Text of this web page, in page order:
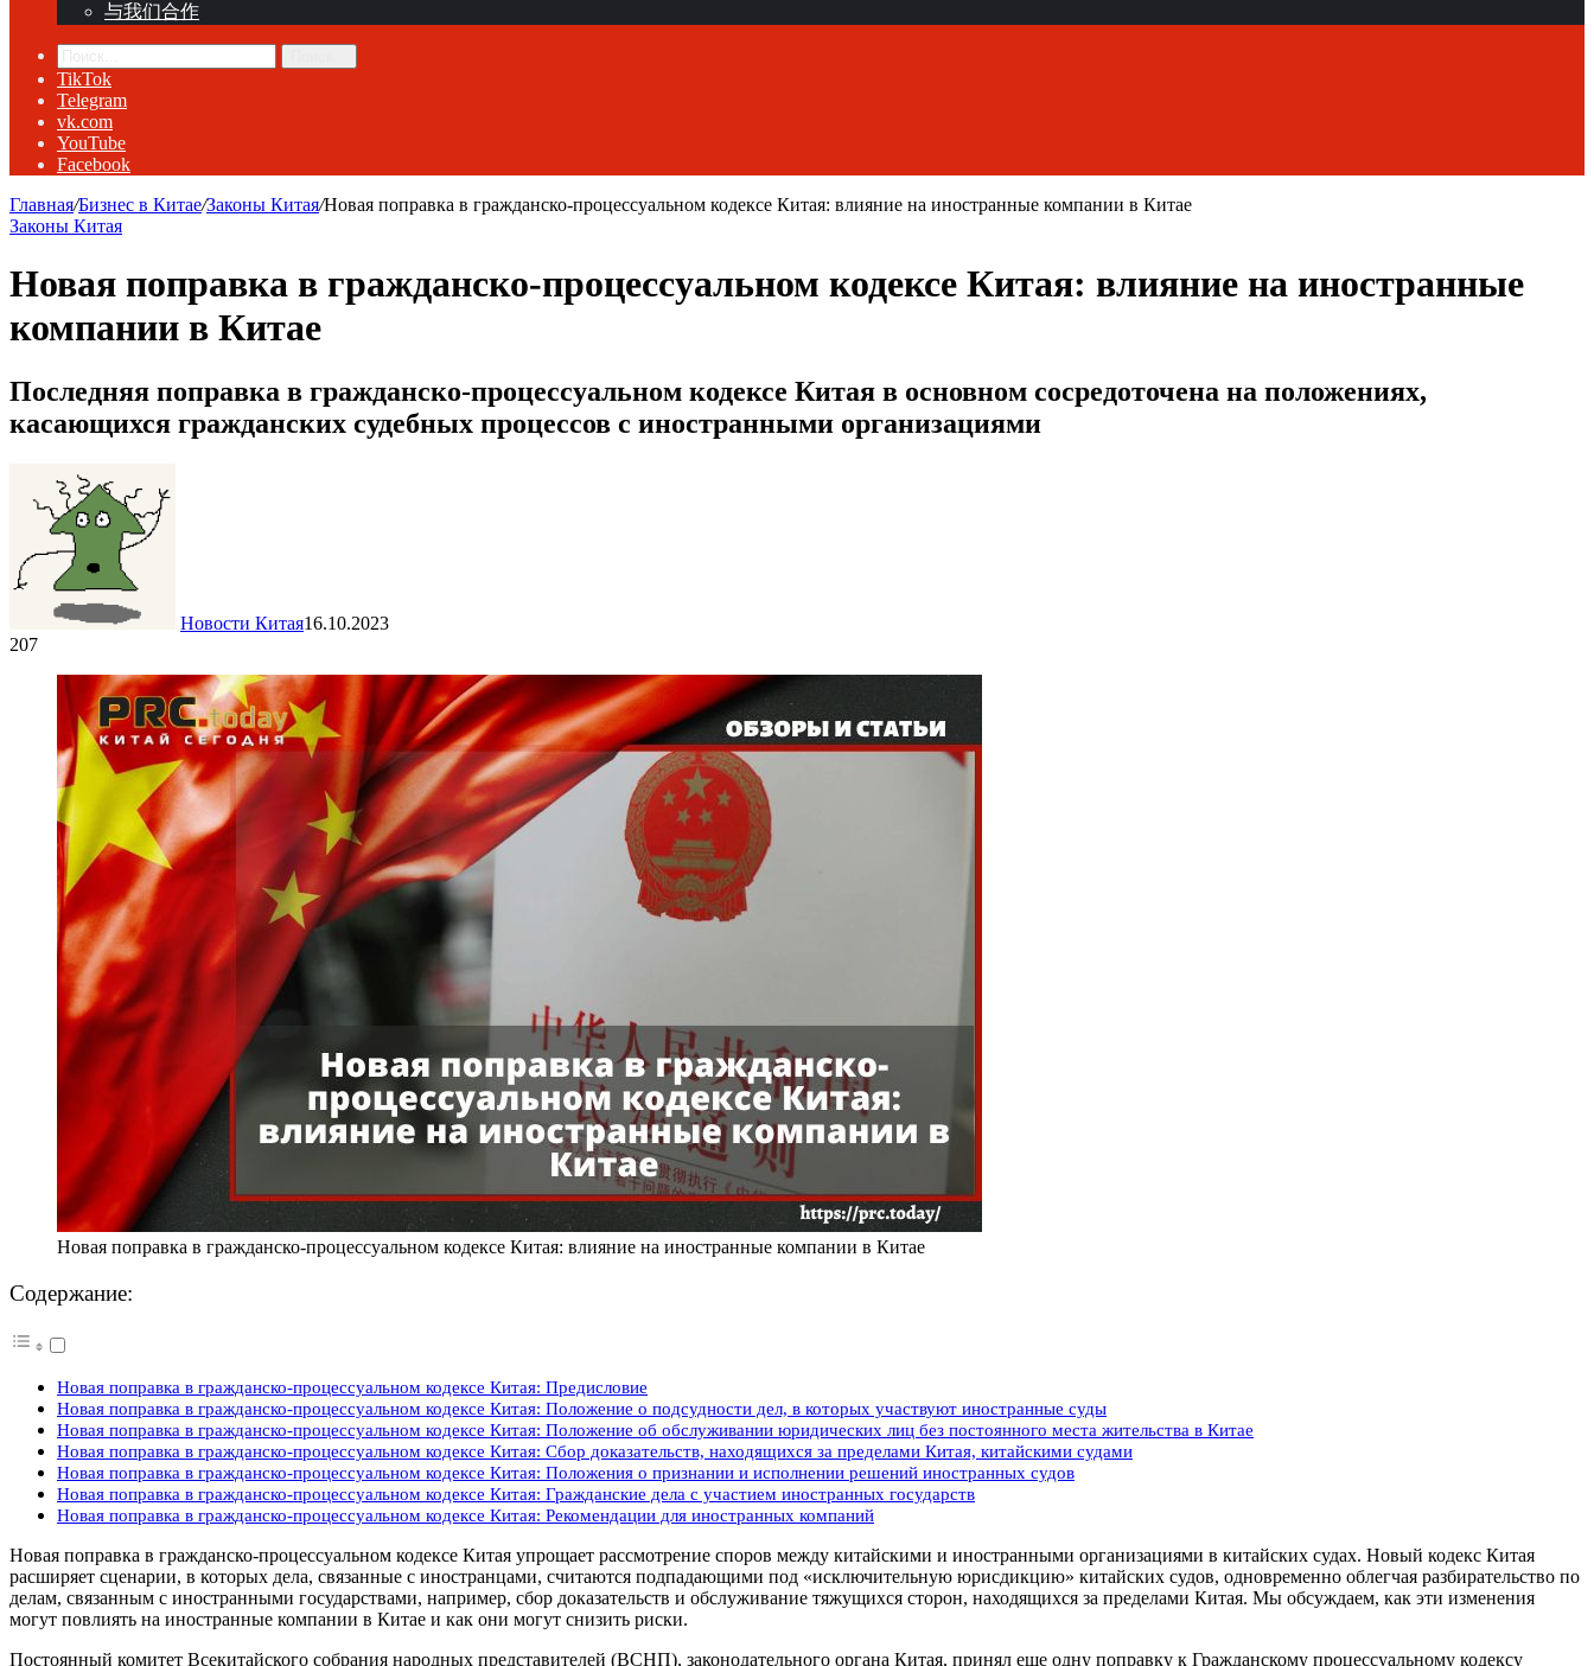
与我们合作
TikTok
Telegram
vk.com
YouTube
Facebook
Главная/Бизнес в Китае/Законы Китая/Новая поправка в гражданско-процессуальном кодексе Китая: влияние на иностранные компании в Китае
Законы Китая
Новая поправка в гражданско-процессуальном кодексе Китая: влияние на иностранные
компании в Китае
Последняя поправка в гражданско-процессуальном кодексе Китая в основном сосредоточена на положениях,
касающихся гражданских судебных процессов с иностранными организациями
Новости Китая16.10.2023
207
Новая поправка в гражданско-процессуальном кодексе Китая: влияние на иностранные компании в Китае
Содержание:
Новая поправка в гражданско-процессуальном кодексе Китая: Предисловие
Новая поправка в гражданско-процессуальном кодексе Китая: Положение о подсудности дел, в которых участвуют иностранные суды
Новая поправка в гражданско-процессуальном кодексе Китая: Положение об обслуживании юридических лиц без постоянного места жительства в Китае
Новая поправка в гражданско-процессуальном кодексе Китая: Сбор доказательств, находящихся за пределами Китая, китайскими судами
Новая поправка в гражданско-процессуальном кодексе Китая: Положения о признании и исполнении решений иностранных судов
Новая поправка в гражданско-процессуальном кодексе Китая: Гражданские дела с участием иностранных государств
Новая поправка в гражданско-процессуальном кодексе Китая: Рекомендации для иностранных компаний
Новая поправка в гражданско-процессуальном кодексе Китая упрощает рассмотрение споров между китайскими и иностранными организациями в китайских судах. Новый кодекс Китая
расширяет сценарии, в которых дела, связанные с иностранцами, считаются подпадающими под «исключительную юрисдикцию» китайских судов, одновременно облегчая разбирательство по
делам, связанным с иностранными государствами, например, сбор доказательств и обслуживание тяжущихся сторон, находящихся за пределами Китая. Мы обсуждаем, как эти изменения
могут повлиять на иностранные компании в Китае и как они могут снизить риски.
Постоянный комитет Всекитайского собрания народных представителей (ВСНП), законодательного органа Китая, принял еще одну поправку к Гражданскому процессуальному кодексу